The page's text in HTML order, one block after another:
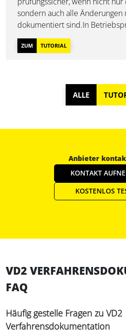
sondern auch alle Änderungen
dokumentiert sind.In
zunehmend geprüft, wann, von
Umfang Anpassungen an der
ZUM TUTORIAL
ALLE
Anbieter
KONTAKT
KOSTENLOS
VD2
FAQ
Häufig gestelle Fragen zu VD2
Verfahrensdokumentation